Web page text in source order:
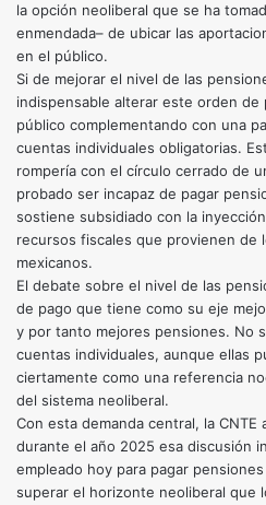
la opción neoliberal que se ha
enmendada– de ubicar las
en el público.
Si de mejorar el nivel de las
indispensable alterar este orden
público complementando con una
cuentas individuales obligatorias.
rompería con el círculo cerrado de
probado ser incapaz de pagar
sostiene subsidiado con la
recursos fiscales que provienen de
mexicanos.
El debate sobre el nivel de las
de pago que tiene como su eje
y por tanto mejores pensiones. No
cuentas individuales, aunque ellas
ciertamente como una referencia
del sistema neoliberal.
Con esta demanda central, la CNTE
durante el año 2025 esa discusión
empleado hoy para pagar
superar el horizonte neoliberal que